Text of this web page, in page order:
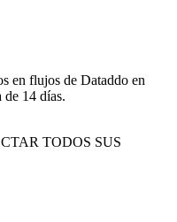
en flujos de Dataddo en
de 14 días.
TODOS SUS